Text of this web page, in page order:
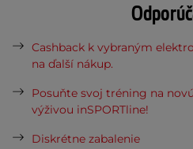
Cashback k vybraným
na ďalší nákup.
Posuňte svoj tréning na
výživou inSPORTline!
Diskrétne zabalenie